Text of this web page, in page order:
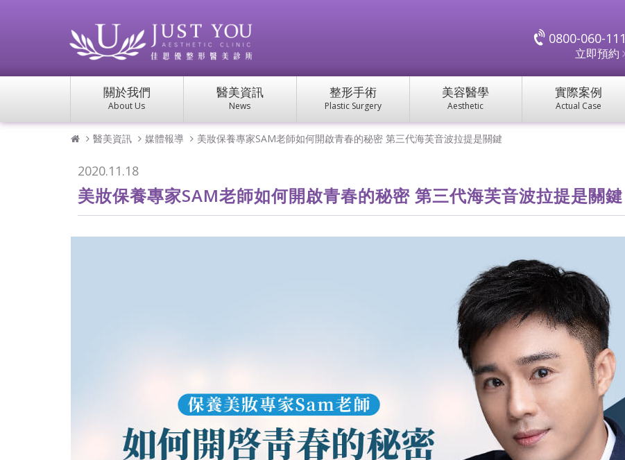
0800-060-111
立即預約
關於我們
About Us
醫美資訊
News
整形手術
Plastic Surgery
美容醫學
Aesthetic
實際案例
Actual Case
醫美資訊 媒體報導 美妝保養專家SAM老師如何開啟青春的秘密 第三代海芙音波拉提是關鍵
2020.11.18
美妝保養專家SAM老師如何開啟青春的秘密 第三代海芙音波拉提是關鍵